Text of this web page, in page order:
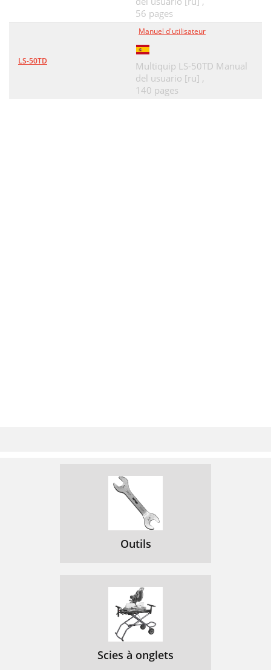
56 pages
LS-50TD
Manuel d'utilisateur
Multiquip LS-50TD Manual
del usuario [ru] ,
140 pages
Outils
Scies à onglets